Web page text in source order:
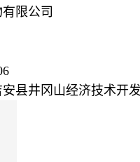
限公司
安县井冈山经济技术开